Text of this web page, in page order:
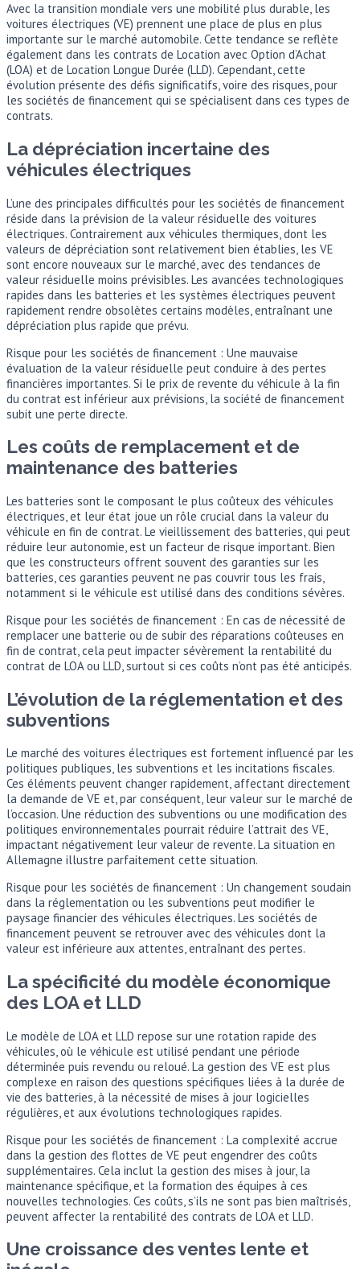
Avec la transition mondiale vers une mobilité plus durable, les
voitures électriques (VE) prennent une place de plus en plus
importante sur le marché automobile. Cette tendance se reflète
également dans les contrats de Location avec Option d’Achat
(LOA) et de Location Longue Durée (LLD). Cependant, cette
évolution présente des défis significatifs, voire des risques, pour
les sociétés de financement qui se spécialisent dans ces types de
contrats.
La dépréciation incertaine des
véhicules électriques
L’une des principales difficultés pour les sociétés de financement
réside dans la prévision de la valeur résiduelle des voitures
électriques. Contrairement aux véhicules thermiques, dont les
valeurs de dépréciation sont relativement bien établies, les VE
sont encore nouveaux sur le marché, avec des tendances de
valeur résiduelle moins prévisibles. Les avancées technologiques
rapides dans les batteries et les systèmes électriques peuvent
rapidement rendre obsolètes certains modèles, entraînant une
dépréciation plus rapide que prévu.
Risque pour les sociétés de financement : Une mauvaise
évaluation de la valeur résiduelle peut conduire à des pertes
financières importantes. Si le prix de revente du véhicule à la fin
du contrat est inférieur aux prévisions, la société de financement
subit une perte directe.
Les coûts de remplacement et de
maintenance des batteries
Les batteries sont le composant le plus coûteux des véhicules
électriques, et leur état joue un rôle crucial dans la valeur du
véhicule en fin de contrat. Le vieillissement des batteries, qui peut
réduire leur autonomie, est un facteur de risque important. Bien
que les constructeurs offrent souvent des garanties sur les
batteries, ces garanties peuvent ne pas couvrir tous les frais,
notamment si le véhicule est utilisé dans des conditions sévères.
Risque pour les sociétés de financement : En cas de nécessité de
remplacer une batterie ou de subir des réparations coûteuses en
fin de contrat, cela peut impacter sévèrement la rentabilité du
contrat de LOA ou LLD, surtout si ces coûts n’ont pas été anticipés.
L’évolution de la réglementation et des
subventions
Le marché des voitures électriques est fortement influencé par les
politiques publiques, les subventions et les incitations fiscales.
Ces éléments peuvent changer rapidement, affectant directement
la demande de VE et, par conséquent, leur valeur sur le marché de
l’occasion. Une réduction des subventions ou une modification des
politiques environnementales pourrait réduire l’attrait des VE,
impactant négativement leur valeur de revente. La situation en
Allemagne illustre parfaitement cette situation.
Risque pour les sociétés de financement : Un changement soudain
dans la réglementation ou les subventions peut modifier le
paysage financier des véhicules électriques. Les sociétés de
financement peuvent se retrouver avec des véhicules dont la
valeur est inférieure aux attentes, entraînant des pertes.
La spécificité du modèle économique
des LOA et LLD
Le modèle de LOA et LLD repose sur une rotation rapide des
véhicules, où le véhicule est utilisé pendant une période
déterminée puis revendu ou reloué. La gestion des VE est plus
complexe en raison des questions spécifiques liées à la durée de
vie des batteries, à la nécessité de mises à jour logicielles
régulières, et aux évolutions technologiques rapides.
Risque pour les sociétés de financement : La complexité accrue
dans la gestion des flottes de VE peut engendrer des coûts
supplémentaires. Cela inclut la gestion des mises à jour, la
maintenance spécifique, et la formation des équipes à ces
nouvelles technologies. Ces coûts, s’ils ne sont pas bien maîtrisés,
peuvent affecter la rentabilité des contrats de LOA et LLD.
Une croissance des ventes lente et